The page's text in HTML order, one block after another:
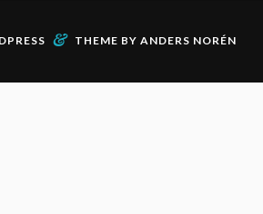
& THEME BY ANDERS NORÉN